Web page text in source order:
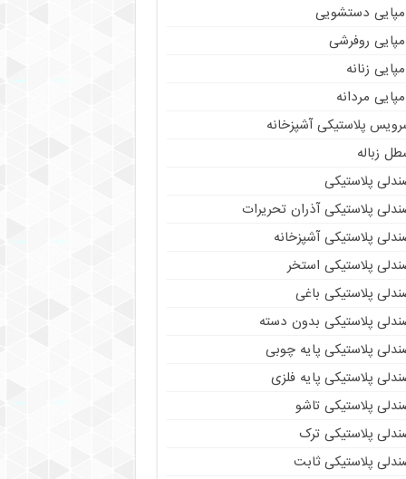
دستشویی
روفرشی
زنانه
مردانه
پلاستیکی آشپزخانه
زباله
پلاستیکی
پلاستیکی آذران تحریرات
پلاستیکی آشپزخانه
پلاستیکی استخر
پلاستیکی باغی
پلاستیکی بدون دسته
پلاستیکی پایه چوبی
پلاستیکی پایه فلزی
پلاستیکی تاشو
پلاستیکی ترک
پلاستیکی ثابت